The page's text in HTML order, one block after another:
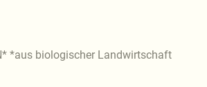
*aus biologischer Landwirtschaft